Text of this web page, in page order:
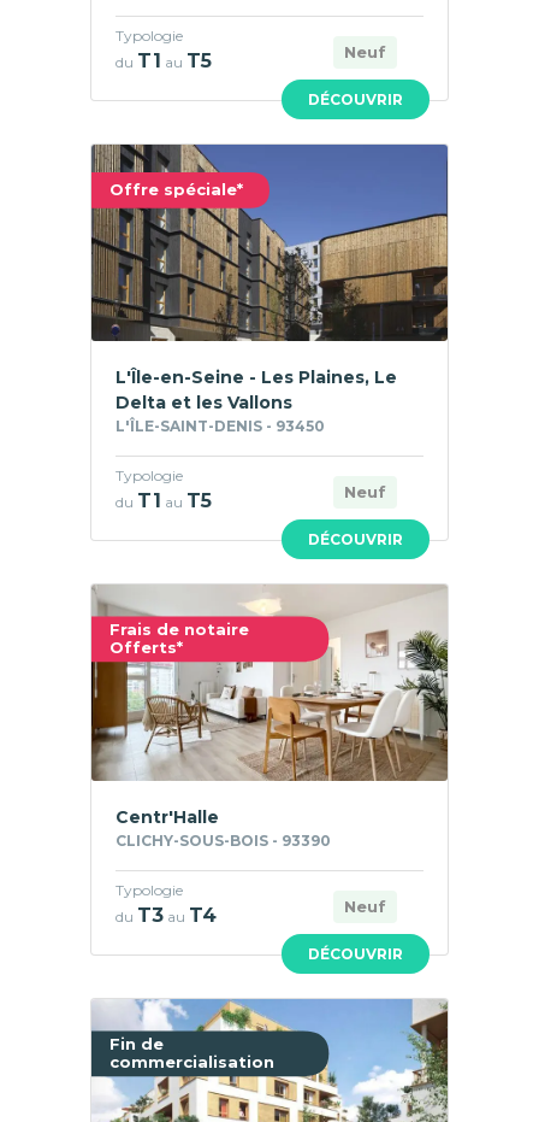
DÉCOUVRIR
Neuf
Typologie
du T1 au T5
Offre spéciale*
DÉCOUVRIR
L'Île-en-Seine - Les Plaines, Le
Delta et les Vallons
L'ÎLE-SAINT-DENIS - 93450
Neuf
Typologie
du T1 au T5
Frais de notaire
Offerts*
DÉCOUVRIR
Centr'Halle
CLICHY-SOUS-BOIS - 93390
Neuf
Typologie
du T3 au T4
Fin de
commercialisation